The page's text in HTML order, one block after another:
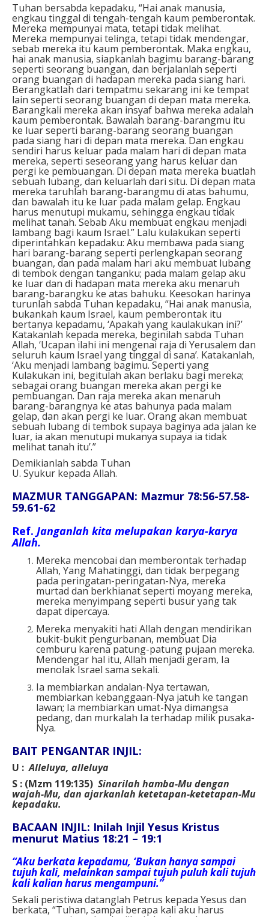
Tuhan bersabda kepadaku, “Hai anak manusia,
engkau tinggal di tengah-tengah kaum pemberontak.
Mereka mempunyai mata, tetapi tidak melihat.
Mereka mempunyai telinga, tetapi tidak mendengar,
sebab mereka itu kaum pemberontak. Maka engkau,
hai anak manusia, siapkanlah bagimu barang-barang
seperti seorang buangan, dan berjalanlah seperti
orang buangan di hadapan mereka pada siang hari.
Berangkatlah dari tempatmu sekarang ini ke tempat
lain seperti seorang buangan di depan mata mereka.
Barangkali mereka akan insyaf bahwa mereka adalah
kaum pemberontak. Bawalah barang-barangmu itu
ke luar seperti barang-barang seorang buangan
pada siang hari di depan mata mereka. Dan engkau
sendiri harus keluar pada malam hari di depan mata
mereka, seperti seseorang yang harus keluar dan
pergi ke pembuangan. Di depan mata mereka buatlah
sebuah lubang, dan keluarlah dari situ. Di depan mata
mereka taruhlah barang-barangmu di atas bahumu,
dan bawalah itu ke luar pada malam gelap. Engkau
harus menutupi mukamu, sehingga engkau tidak
melihat tanah. Sebab Aku membuat engkau menjadi
lambang bagi kaum Israel.” Lalu kulakukan seperti
diperintahkan kepadaku: Aku membawa pada siang
hari barang-barang seperti perlengkapan seorang
buangan, dan pada malam hari aku membuat lubang
di tembok dengan tanganku; pada malam gelap aku
ke luar dan di hadapan mata mereka aku menaruh
barang-barangku ke atas bahuku. Keesokan harinya
turunlah sabda Tuhan kepadaku, “Hai anak manusia,
bukankah kaum Israel, kaum pemberontak itu
bertanya kepadamu, ‘Apakah yang kaulakukan ini?’
Katakanlah kepada mereka, beginilah sabda Tuhan
Allah, ‘Ucapan ilahi ini mengenai raja di Yerusalem dan
seluruh kaum Israel yang tinggal di sana’. Katakanlah,
‘Aku menjadi lambang bagimu. Seperti yang
Kulakukan ini, begitulah akan berlaku bagi mereka;
sebagai orang buangan mereka akan pergi ke
pembuangan. Dan raja mereka akan menaruh
barang-barangnya ke atas bahunya pada malam
gelap, dan akan pergi ke luar. Orang akan membuat
sebuah lubang di tembok supaya baginya ada jalan ke
luar, ia akan menutupi mukanya supaya ia tidak
melihat tanah itu’.”
Demikianlah sabda Tuhan
U. Syukur kepada Allah.
MAZMUR TANGGAPAN: Mazmur 78:56-57.58-
59.61-62
Ref. Janganlah kita melupakan karya-karya
Allah.
Mereka mencobai dan memberontak terhadap
Allah, Yang Mahatinggi, dan tidak berpegang
pada peringatan-peringatan-Nya, mereka
murtad dan berkhianat seperti moyang mereka,
mereka menyimpang seperti busur yang tak
dapat dipercaya.
Mereka menyakiti hati Allah dengan mendirikan
bukit-bukit pengurbanan, membuat Dia
cemburu karena patung-patung pujaan mereka.
Mendengar hal itu, Allah menjadi geram, Ia
menolak Israel sama sekali.
Ia membiarkan andalan-Nya tertawan,
membiarkan kebanggaan-Nya jatuh ke tangan
lawan; Ia membiarkan umat-Nya dimangsa
pedang, dan murkalah Ia terhadap milik pusaka-
Nya.
BAIT PENGANTAR INJIL:
U : Alleluya, alleluya
S : (Mzm 119:135) Sinarilah hamba-Mu dengan
wajah-Mu, dan ajarkanlah ketetapan-ketetapan-Mu
kepadaku.
BACAAN INJIL: Inilah Injil Yesus Kristus
menurut Matius 18:21 – 19:1
“Aku berkata kepadamu, ‘Bukan hanya sampai
tujuh kali, melainkan sampai tujuh puluh kali tujuh
kali kalian harus mengampuni.”
Sekali peristiwa datanglah Petrus kepada Yesus dan
berkata, “Tuhan, sampai berapa kali aku harus